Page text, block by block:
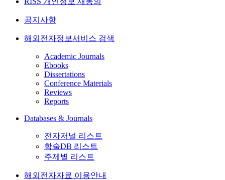
공지사항
해외전자정보서비스 검색
Academic Journals
Ebooks
Dissertations
Conference Materials
Reviews
Reports
Databases & Journals
전자저널 리스트
학술DB 리스트
주제별 리스트
해외전자자료 이용안내